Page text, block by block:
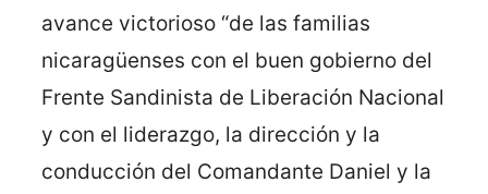
avance victorioso “de las familias
nicaragüenses con el buen gobierno del
Frente Sandinista de Liberación Nacional
y con el liderazgo, la dirección y la
conducción del Comandante Daniel y la